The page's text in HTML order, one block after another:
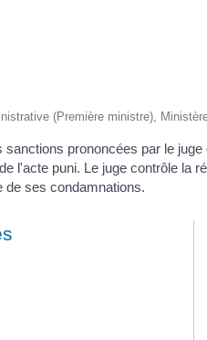
(Première ministre),
prononcées par le
l'acte puni. Le juge contrôle
de ses condamnations.